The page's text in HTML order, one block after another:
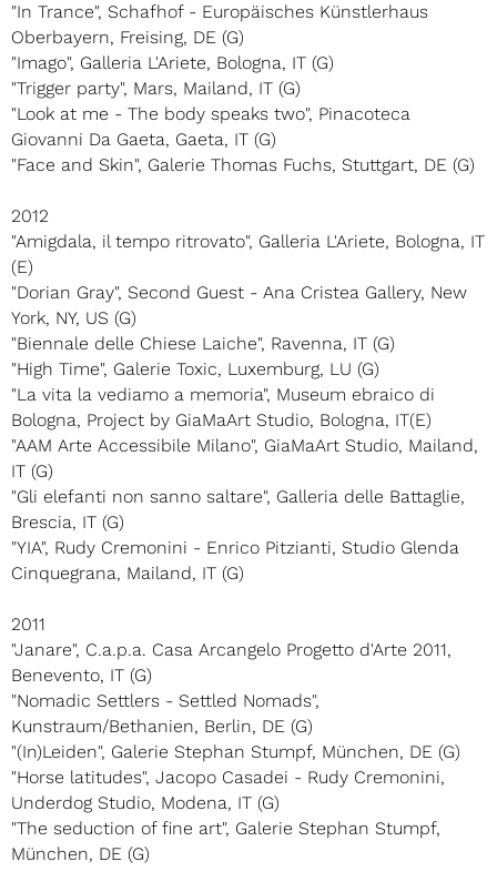
"In Trance", Schafhof - Europäisches Künstlerhaus
Oberbayern, Freising, DE (G)
"Imago", Galleria L'Ariete, Bologna, IT (G)
"Trigger party", Mars, Mailand, IT (G)
"Look at me - The body speaks two", Pinacoteca
Giovanni Da Gaeta, Gaeta, IT (G)
"Face and Skin", Galerie Thomas Fuchs, Stuttgart, DE (G)
2012
"Amigdala, il tempo ritrovato", Galleria L'Ariete, Bologna, IT
(E)
"Dorian Gray", Second Guest - Ana Cristea Gallery, New
York, NY, US (G)
"Biennale delle Chiese Laiche", Ravenna, IT (G)
"High Time", Galerie Toxic, Luxemburg, LU (G)
"La vita la vediamo a memoria", Museum ebraico di
Bologna, Project by GiaMaArt Studio, Bologna, IT(E)
"AAM Arte Accessibile Milano", GiaMaArt Studio, Mailand,
IT (G)
"Gli elefanti non sanno saltare", Galleria delle Battaglie,
Brescia, IT (G)
"YIA", Rudy Cremonini - Enrico Pitzianti, Studio Glenda
Cinquegrana, Mailand, IT (G)
2011
"Janare", C.a.p.a. Casa Arcangelo Progetto d'Arte 2011,
Benevento, IT (G)
"Nomadic Settlers - Settled Nomads",
Kunstraum/Bethanien, Berlin, DE (G)
"(In)Leiden", Galerie Stephan Stumpf, München, DE (G)
"Horse latitudes", Jacopo Casadei - Rudy Cremonini,
Underdog Studio, Modena, IT (G)
"The seduction of fine art", Galerie Stephan Stumpf,
München, DE (G)